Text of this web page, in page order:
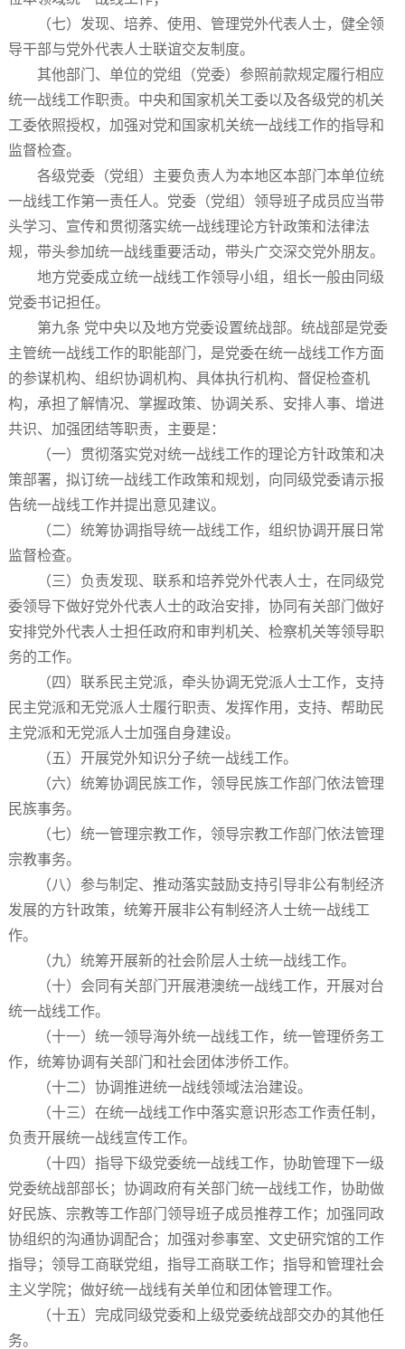
（七）发现、培养、使用、管理党外代表人士，健全领
导干部与党外代表人士联谊交友制度。
其他部门、单位的党组（党委）参照前款规定履行相应
统一战线工作职责。中央和国家机关工委以及各级党的机关
工委依照授权，加强对党和国家机关统一战线工作的指导和
监督检查。
各级党委（党组）主要负责人为本地区本部门本单位统
一战线工作第一责任人。党委（党组）领导班子成员应当带
头学习、宣传和贯彻落实统一战线理论方针政策和法律法
规，带头参加统一战线重要活动，带头广交深交党外朋友。
地方党委成立统一战线工作领导小组，组长一般由同级
党委书记担任。
第九条 党中央以及地方党委设置统战部。统战部是党委
主管统一战线工作的职能部门，是党委在统一战线工作方面
的参谋机构、组织协调机构、具体执行机构、督促检查机
构，承担了解情况、掌握政策、协调关系、安排人事、增进
共识、加强团结等职责，主要是：
（一）贯彻落实党对统一战线工作的理论方针政策和决
策部署，拟订统一战线工作政策和规划，向同级党委请示报
告统一战线工作并提出意见建议。
（二）统筹协调指导统一战线工作，组织协调开展日常
监督检查。
（三）负责发现、联系和培养党外代表人士，在同级党
委领导下做好党外代表人士的政治安排，协同有关部门做好
安排党外代表人士担任政府和审判机关、检察机关等领导职
务的工作。
（四）联系民主党派，牵头协调无党派人士工作，支持
民主党派和无党派人士履行职责、发挥作用，支持、帮助民
主党派和无党派人士加强自身建设。
（五）开展党外知识分子统一战线工作。
（六）统筹协调民族工作，领导民族工作部门依法管理
民族事务。
（七）统一管理宗教工作，领导宗教工作部门依法管理
宗教事务。
（八）参与制定、推动落实鼓励支持引导非公有制经济
发展的方针政策，统筹开展非公有制经济人士统一战线工
作。
（九）统筹开展新的社会阶层人士统一战线工作。
（十）会同有关部门开展港澳统一战线工作，开展对台
统一战线工作。
（十一）统一领导海外统一战线工作，统一管理侨务工
作，统筹协调有关部门和社会团体涉侨工作。
（十二）协调推进统一战线领域法治建设。
（十三）在统一战线工作中落实意识形态工作责任制，
负责开展统一战线宣传工作。
（十四）指导下级党委统一战线工作，协助管理下一级
党委统战部部长；协调政府有关部门统一战线工作，协助做
好民族、宗教等工作部门领导班子成员推荐工作；加强同政
协组织的沟通协调配合；加强对参事室、文史研究馆的工作
指导；领导工商联党组，指导工商联工作；指导和管理社会
主义学院；做好统一战线有关单位和团体管理工作。
（十五）完成同级党委和上级党委统战部交办的其他任
务。